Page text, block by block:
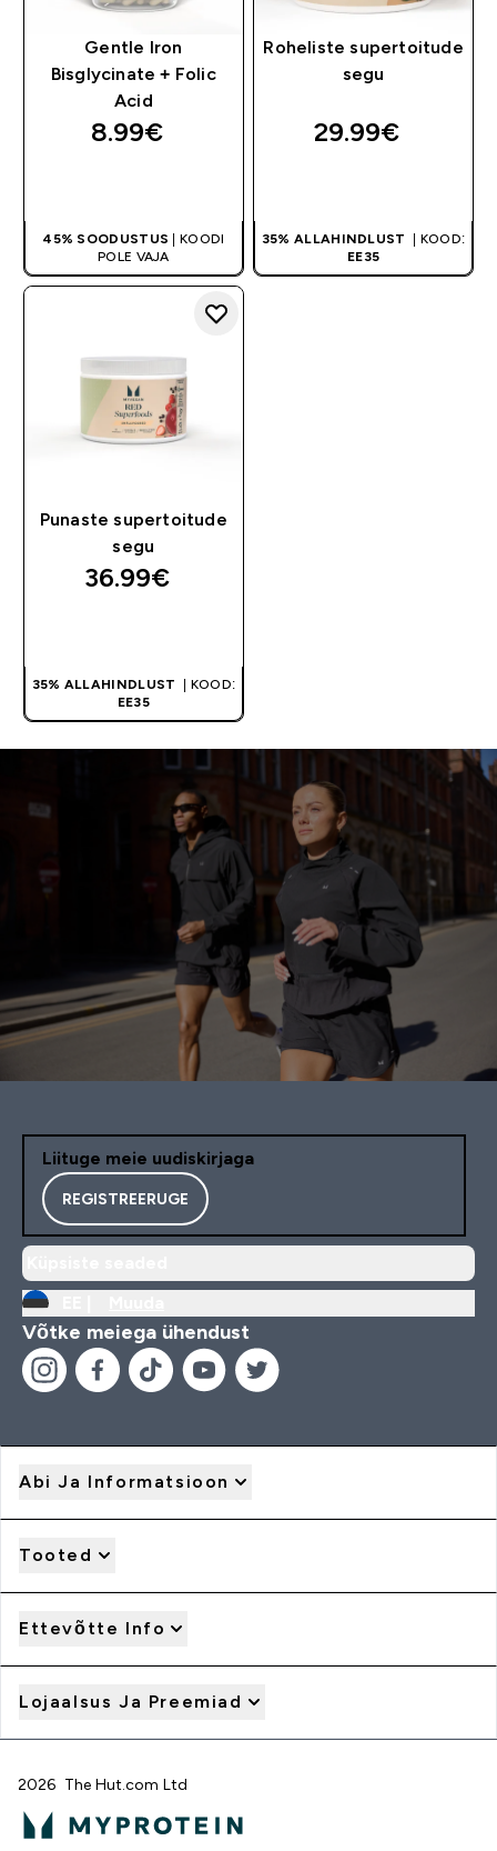
Gentle Iron
Bisglycinate + Folic
Acid
8.99€‎
45% SOODUSTUS | KOODI
POLE VAJA
Roheliste supertoitude
segu
29.99€‎
35% ALLAHINDLUST
| KOOD:
EE35
Punaste supertoitude
segu
36.99€‎
35% ALLAHINDLUST
| KOOD:
EE35
Liituge meie uudiskirjaga
REGISTREERUGE
Võtke meiega ühendust
Abi Ja Informatsioon
Tooted
Ettevõtte Info
Lojaalsus Ja Preemiad
2026 The Hut.com Ltd